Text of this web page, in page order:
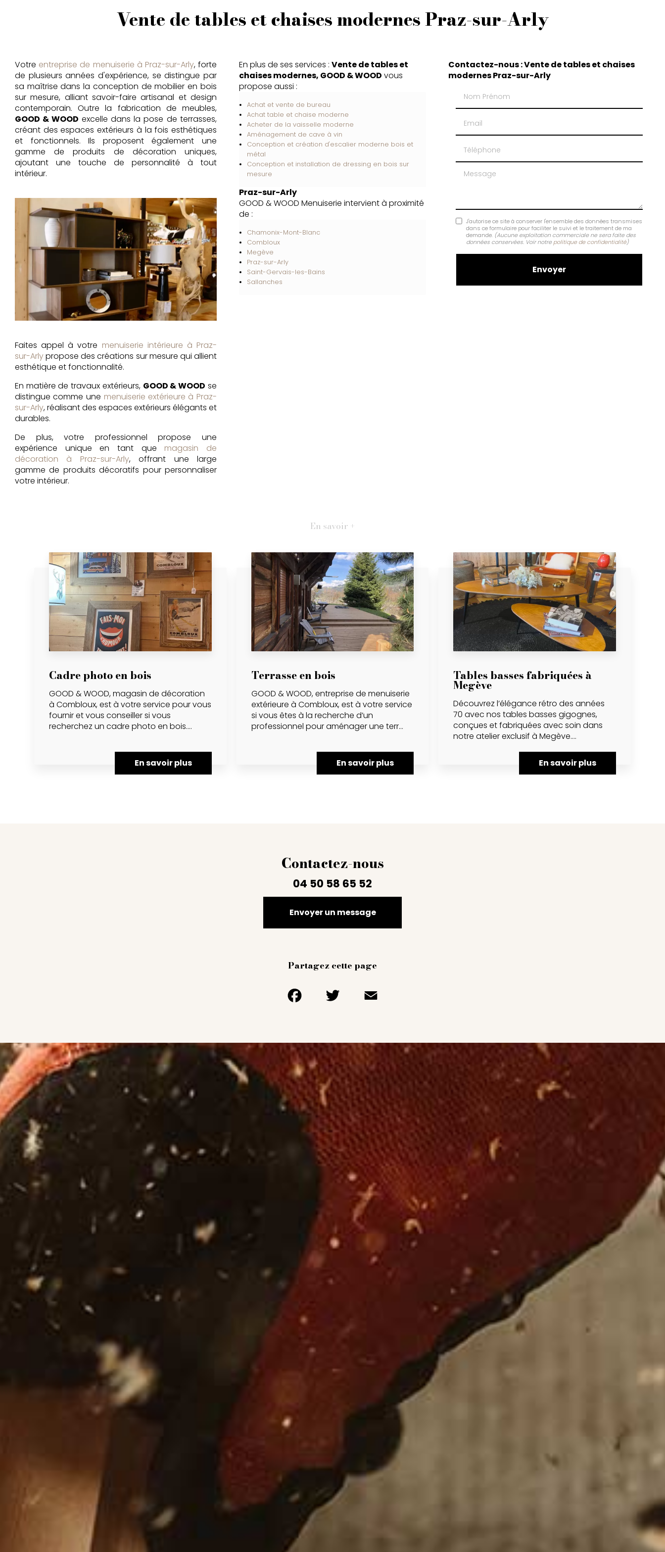
Vente de tables et chaises modernes Praz-sur-Arly
Votre entreprise de menuiserie à Praz-sur-Arly, forte
de plusieurs années d'expérience, se distingue par
sa maîtrise dans la conception de mobilier en bois
sur mesure, alliant savoir-faire artisanal et design
contemporain. Outre la fabrication de meubles,
GOOD & WOOD excelle dans la pose de terrasses,
créant des espaces extérieurs à la fois esthétiques
et fonctionnels. Ils proposent également une
gamme de produits de décoration uniques,
ajoutant une touche de personnalité à tout
intérieur.
Faites appel à votre menuiserie intérieure à Praz-
sur-Arlypropose des créations sur mesure qui allient
esthétique et fonctionnalité.
En matière de travaux extérieurs, GOOD & WOOD se
distingue comme une menuiserie extérieure à Praz-
sur-Arly, réalisant des espaces extérieurs élégants et
durables.
De plus, votre professionnel propose une
expérience unique en tant que magasin de
décoration à Praz-sur-Arly, offrant une large
gamme de produits décoratifs pour personnaliser
votre intérieur.
En plus de ses services : Vente de tables et
chaises modernes, GOOD & WOOD vous
propose aussi :
Achat et vente de bureau
Achat table et chaise moderne
Acheter de la vaisselle moderne
Aménagement de cave à vin
Conception et création d'escalier moderne bois et
métal
Conception et installation de dressing en bois sur
mesure
Praz-sur-Arly
GOOD & WOOD Menuiserie intervient à proximité
de :
Chamonix-Mont-Blanc
Combloux
Megève
Praz-sur-Arly
Saint-Gervais-les-Bains
Sallanches
Contactez-nous : Vente de tables et chaises
modernes Praz-sur-Arly
Message
J'autorise ce site à conserver l'ensemble des données transmises
dans ce formulaire pour faciliter le suivi et le traitement de ma
demande. (Aucune exploitation commerciale ne sera faite des
données conservées. Voir notre politique de confidentialité)
En savoir +
Cadre photo en bois
GOOD & WOOD, magasin de décoration
à Combloux, est à votre service pour vous
fournir et vous conseiller si vous
recherchez un cadre photo en bois....
En savoir plus
Terrasse en bois
GOOD & WOOD, entreprise de menuiserie
extérieure à Combloux, est à votre service
si vous êtes à la recherche d’un
professionnel pour aménager une terr...
En savoir plus
Tables basses fabriquées à
Megève
Découvrez l’élégance rétro des années
70 avec nos tables basses gigognes,
conçues et fabriquées avec soin dans
notre atelier exclusif à Megève....
En savoir plus
Contactez-nous
04 50 58 65 52
Envoyer un message
Partagez cette page